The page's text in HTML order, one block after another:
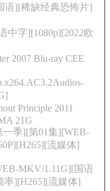
语][稀缺经典恐怖片]
中字][1080p][2022欧
2007 Blu-ray CEE
Principle 2011
21G
季][第01集][WEB-
流媒体]
MKV/1.11G][国语
率][H265][流媒体]